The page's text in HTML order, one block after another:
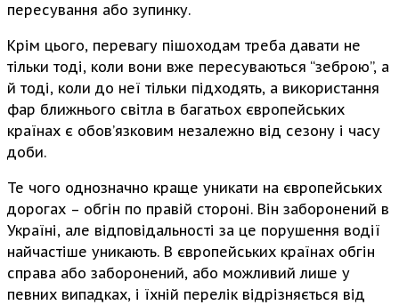
пересування або зупинку.
Крім цього, перевагу пішоходам треба давати не
тільки тоді, коли вони вже пересуваються “зеброю”, а
й тоді, коли до неї тільки підходять, а використання
фар ближнього світла в багатьох європейських
країнах є обов’язковим незалежно від сезону і часу
доби.
Те чого однозначно краще уникати на європейських
дорогах – обгін по правій стороні. Він заборонений в
Україні, але відповідальності за це порушення водії
найчастіше уникають. В європейських країнах обгін
справа або заборонений, або можливий лише у
певних випадках, і їхній перелік відрізняється від